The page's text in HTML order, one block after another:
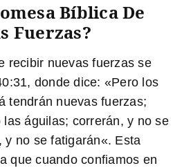
Bíblica De
Fuerzas?
recibir nuevas fuerzas se
donde dice: «Pero los
tendrán nuevas fuerzas;
las águilas; correrán, y no se
y no se fatigarán«. Esta
que cuando confiamos en